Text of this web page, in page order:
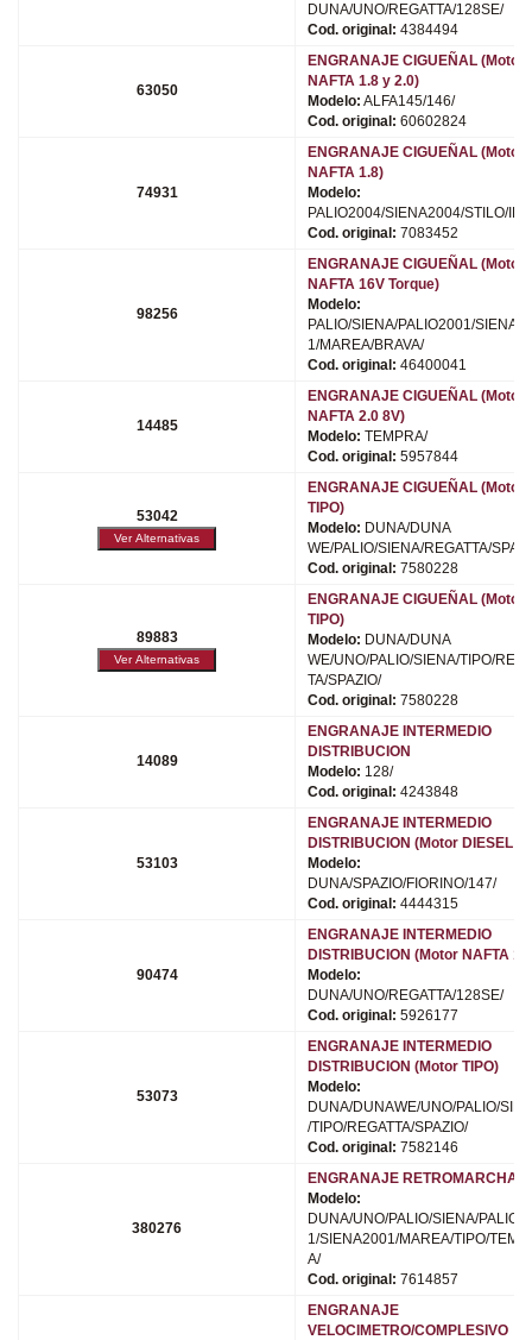
DUNA/UNO/REGATTA/128SE/
Cod. original: 4384494
63050
ENGRANAJE CIGUEÑAL (Motor
NAFTA 1.8 y 2.0)
Modelo: ALFA145/146/
Cod. original: 60602824
74931
ENGRANAJE CIGUEÑAL (Motor
NAFTA 1.8)
Modelo:
PALIO2004/SIENA2004/STILO/
Cod. original: 7083452
98256
ENGRANAJE CIGUEÑAL (Motor
NAFTA 16V Torque)
Modelo:
PALIO/SIENA/PALIO2001/
1/MAREA/BRAVA/
Cod. original: 46400041
14485
ENGRANAJE CIGUEÑAL (Motor
NAFTA 2.0 8V)
Modelo: TEMPRA/
Cod. original: 5957844
53042
ENGRANAJE CIGUEÑAL (Motor
TIPO)
Modelo: DUNA/DUNA
WE/PALIO/SIENA/REGATTA/
Cod. original: 7580228
89883
ENGRANAJE CIGUEÑAL (Motor
TIPO)
Modelo: DUNA/DUNA
WE/UNO/PALIO/SIENA/TIPO/
TA/SPAZIO/
Cod. original: 7580228
14089
ENGRANAJE INTERMEDIO
DISTRIBUCION
Modelo: 128/
Cod. original: 4243848
53103
ENGRANAJE INTERMEDIO
DISTRIBUCION (Motor DIESEL
Modelo:
DUNA/SPAZIO/FIORINO/147/
Cod. original: 4444315
90474
ENGRANAJE INTERMEDIO
DISTRIBUCION (Motor NAFTA
Modelo:
DUNA/UNO/REGATTA/128SE/
Cod. original: 5926177
53073
ENGRANAJE INTERMEDIO
DISTRIBUCION (Motor TIPO)
Modelo:
DUNA/DUNAWE/UNO/PALIO/
/TIPO/REGATTA/SPAZIO/
Cod. original: 7582146
380276
ENGRANAJE RETROMARCHA
Modelo:
DUNA/UNO/PALIO/SIENA/
1/SIENA2001/MAREA/TIPO/
A/
Cod. original: 7614857
ENGRANAJE
VELOCIMETRO/COMPLESIVO